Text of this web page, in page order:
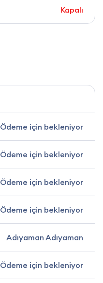
Kapalı
Ödeme için bekleniyor
Ödeme için bekleniyor
Ödeme için bekleniyor
Ödeme için bekleniyor
Adıyaman Adıyaman
Ödeme için bekleniyor